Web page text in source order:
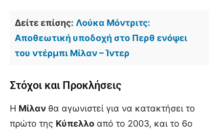
Δείτε επίσης: Λούκα Μόντριτς:
Αποθεωτική υποδοχή στο Περθ ενόψει
του ντέρμπι Μίλαν – Ίντερ
Στόχοι και Προκλήσεις
Η Μίλαν θα αγωνιστεί για να κατακτήσει το
πρώτο της Κύπελλο από το 2003, και το 6ο